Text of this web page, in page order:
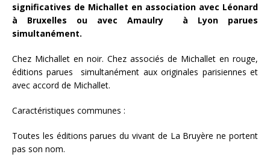
significatives de Michallet en association avec Léonard
à Bruxelles ou avec Amaulry à Lyon parues
simultanément.
Chez Michallet en noir. Chez associés de Michallet en rouge,
éditions parues simultanément aux originales parisiennes et
avec accord de Michallet.
Caractéristiques communes :
Toutes les éditions parues du vivant de La Bruyère ne portent
pas son nom.